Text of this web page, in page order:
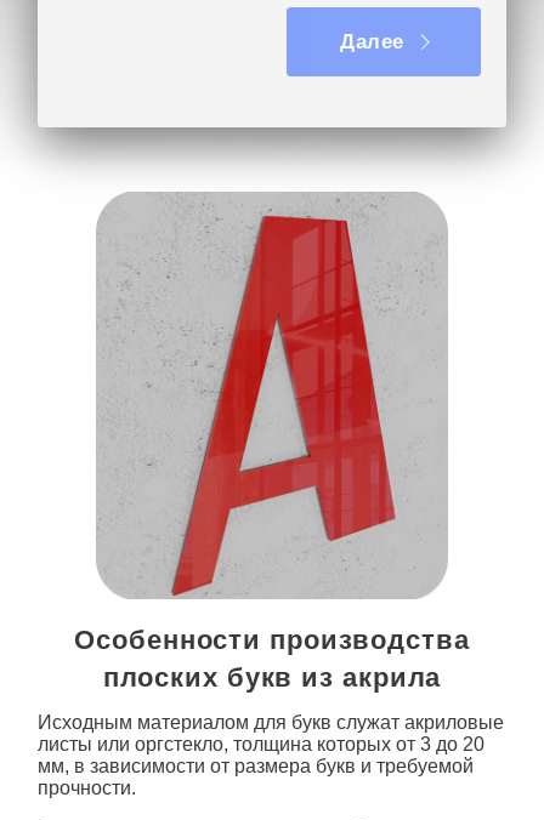
Далее
Особенности производства
плоских букв из акрила
Исходным материалом для букв служат акриловые
листы или оргстекло, толщина которых от 3 до 20
мм, в зависимости от размера букв и требуемой
прочности.